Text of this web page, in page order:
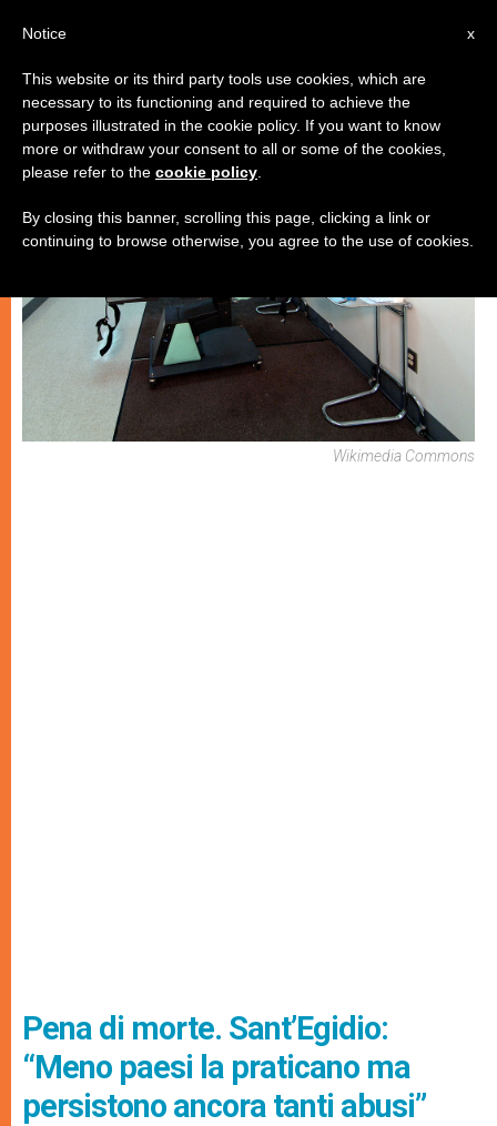
CHIESE LOCALI
Wikimedia Commons
Pena di morte. Sant’Egidio:
“Meno paesi la praticano ma
persistono ancora tanti abusi”
x
Notice
This website or its third party tools use cookies, which are
necessary to its functioning and required to achieve the
purposes illustrated in the cookie policy. If you want to know
more or withdraw your consent to all or some of the cookies,
please refer to the cookie policy
By closing this banner, scrolling this page, clicking a link or
continuing to browse otherwise, you agree to the use of cookies.